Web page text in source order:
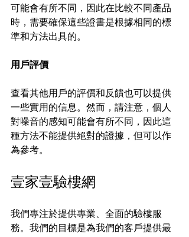
可能會有所不同，因此在比較不同產品
時，需要確保這些證書是根據相同的標
準和方法出具的。
用戶評價
查看其他用戶的評價和反饋也可以提供
一些實用的信息。然而，請注意，個人
對噪音的感知可能會有所不同，因此這
種方法不能提供絕對的證據，但可以作
為參考。
壹家壹驗樓網
我們專注於提供專業、全面的驗樓服
務。我們的目標是為我們的客戶提供最